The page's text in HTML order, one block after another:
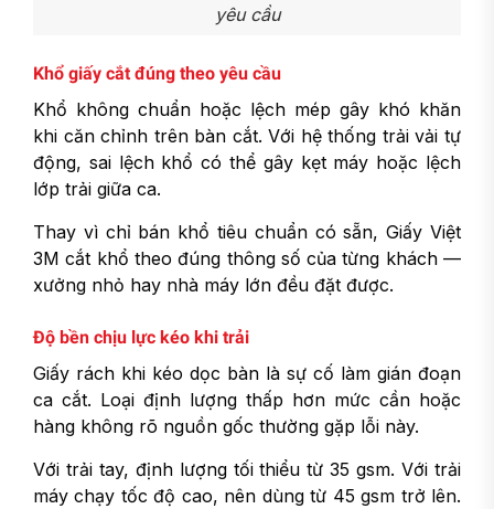
yêu cầu
Khổ giấy cắt đúng theo yêu cầu
Khổ không chuẩn hoặc lệch mép gây khó khăn
khi căn chỉnh trên bàn cắt. Với hệ thống trải vải tự
động, sai lệch khổ có thể gây kẹt máy hoặc lệch
lớp trải giữa ca.
Thay vì chỉ bán khổ tiêu chuẩn có sẵn, Giấy Việt
3M cắt khổ theo đúng thông số của từng khách —
xưởng nhỏ hay nhà máy lớn đều đặt được.
Độ bền chịu lực kéo khi trải
Giấy rách khi kéo dọc bàn là sự cố làm gián đoạn
ca cắt. Loại định lượng thấp hơn mức cần hoặc
hàng không rõ nguồn gốc thường gặp lỗi này.
Với trải tay, định lượng tối thiểu từ 35 gsm. Với trải
máy chạy tốc độ cao, nên dùng từ 45 gsm trở lên.